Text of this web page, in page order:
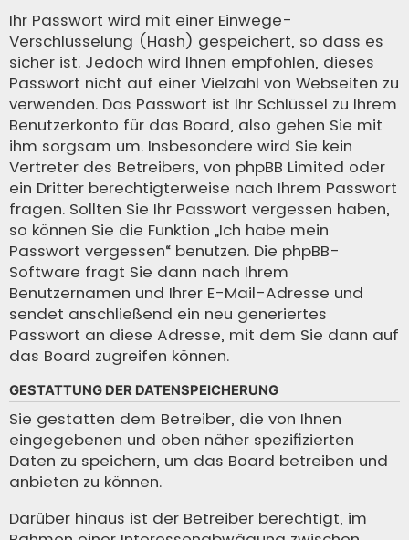
Ihr Passwort wird mit einer Einwege-
Verschlüsselung (Hash) gespeichert, so dass es
sicher ist. Jedoch wird Ihnen empfohlen, dieses
Passwort nicht auf einer Vielzahl von Webseiten zu
verwenden. Das Passwort ist Ihr Schlüssel zu Ihrem
Benutzerkonto für das Board, also gehen Sie mit
ihm sorgsam um. Insbesondere wird Sie kein
Vertreter des Betreibers, von phpBB Limited oder
ein Dritter berechtigterweise nach Ihrem Passwort
fragen. Sollten Sie Ihr Passwort vergessen haben,
so können Sie die Funktion „Ich habe mein
Passwort vergessen“ benutzen. Die phpBB-
Software fragt Sie dann nach Ihrem
Benutzernamen und Ihrer E-Mail-Adresse und
sendet anschließend ein neu generiertes
Passwort an diese Adresse, mit dem Sie dann auf
das Board zugreifen können.
GESTATTUNG DER DATENSPEICHERUNG
Sie gestatten dem Betreiber, die von Ihnen
eingegebenen und oben näher spezifizierten
Daten zu speichern, um das Board betreiben und
anbieten zu können.
Darüber hinaus ist der Betreiber berechtigt, im